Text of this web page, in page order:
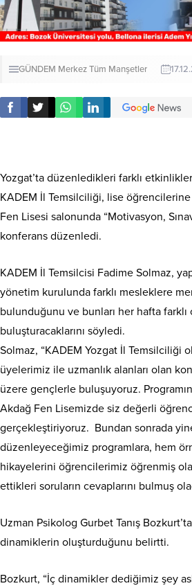
GÜNDEM MerkezTüm Manşetler
Yozgat’ta düzenledikleri farklı
KADEM İl Temsilciliği, lise
Fen Lisesi salonunda “Motivasyon,
konferans düzenledi.
KADEM İl Temsilcisi Fadime Solmaz,
yönetim kurulunda farklı mesleklere
bulunduğunu ve bunları her hafta
buluşturacaklarını söyledi.
Solmaz, “KADEM Yozgat İl Temsilciliği
üyelerimiz ile uzmanlık alanları olan
üzere gençlerle buluşuyoruz.
Akdağ Fen Lisemizde siz değerli
gerçekleştiriyoruz. Bundan sonrada
düzenleyeceğimiz programlara, hem
hikayelerini öğrencilerimiz öğrenmiş
ettikleri soruların cevaplarını bulmuş
Uzman Psikolog Gurbet Tanış
dinamiklerin oluşturduğunu belirtti.
Bozkurt, “İç dinamikler dediğimiz şey